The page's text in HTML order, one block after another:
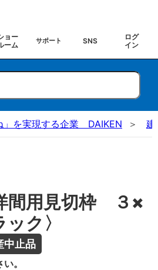
ョー
ーム
サポート SNS
ログ
イン
」を実現する企業 DAIKEN 建
用見切枠 ３×
ク〉
止品
。